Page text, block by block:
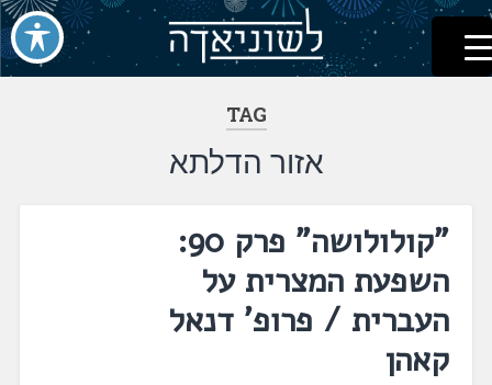
דלג
לתוכן
לשוניאדה
עברית. לשון. שפה
TAG
אזור הדלתא
"קולולושה" פרק 90:
השפעת המצרית על
העברית / פרופ' דנאל
קאהן